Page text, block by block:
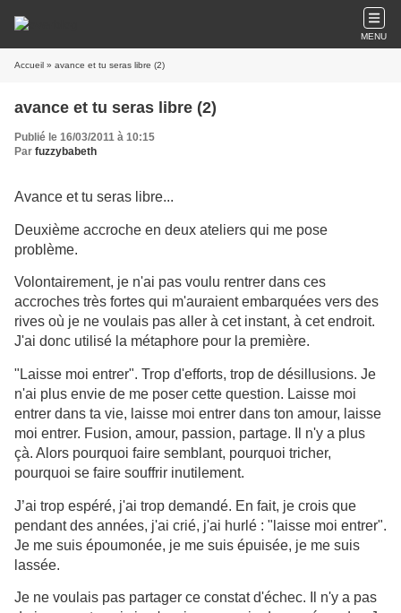
MENU
Accueil » avance et tu seras libre (2)
avance et tu seras libre (2)
Publié le 16/03/2011 à 10:15
Par fuzzybabeth
Avance et tu seras libre...
Deuxième accroche en deux ateliers qui me pose
problème.
Volontairement, je n'ai pas voulu rentrer dans ces
accroches très fortes qui m'auraient embarquées vers des
rives où je ne voulais pas aller à cet instant, à cet endroit.
J'ai donc utilisé la métaphore pour la première.
"Laisse moi entrer". Trop d'efforts, trop de désillusions. Je
n'ai plus envie de me poser cette question. Laisse moi
entrer dans ta vie, laisse moi entrer dans ton amour, laisse
moi entrer. Fusion, amour, passion, partage. Il n'y a plus
çà. Alors pourquoi faire semblant, pourquoi tricher,
pourquoi se faire souffrir inutilement.
J’ai trop espéré, j'ai trop demandé. En fait, je crois que
pendant des années, j'ai crié, j'ai hurlé : "laisse moi entrer".
Je me suis époumonée, je me suis épuisée, je me suis
lassée.
Je ne voulais pas partager ce constat d'échec. Il n'y a pas